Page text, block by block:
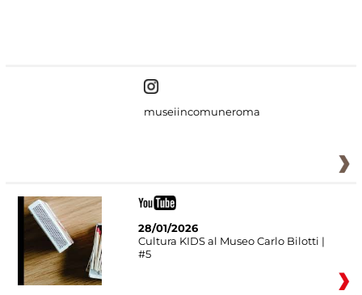
museiincomuneroma
28/01/2026
Cultura KIDS al Museo Carlo Bilotti |
#5